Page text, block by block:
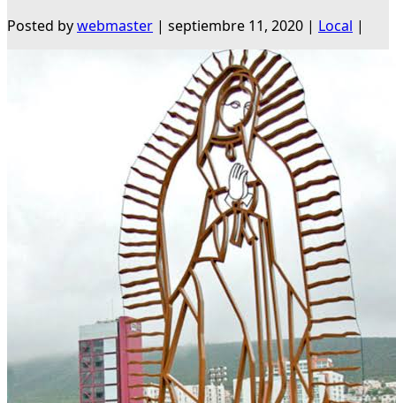
Posted bywebmaster | septiembre 11, 2020 | Local |